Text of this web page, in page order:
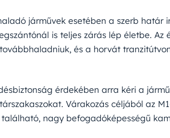
járművek esetében a szerb határ
is teljes zárás lép életbe.
és a horvát
érdekében arra kéri a
Várakozás céljából az
nagy befogadóképességű